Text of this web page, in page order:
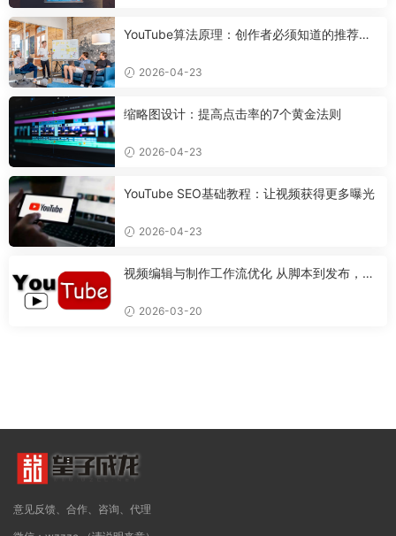
YouTube算法原理：创作者必须知道的推荐机
2026-04-23
缩略图设计：提高点击率的7个黄金法则
2026-04-23
YouTube SEO基础教程：让视频获得更多曝光
2026-04-23
视频编辑与制作工作流优化 从脚本到发布，打
2026-03-20
意见反馈、合作、咨询、代理